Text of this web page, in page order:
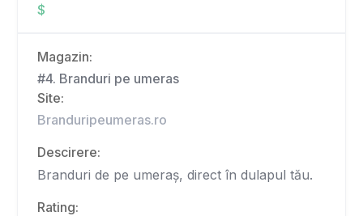
$
Magazin:
#4. Branduri pe umeras
Site:
Branduripeumeras.ro
Descirere:
Branduri de pe umeraș, direct în dulapul tău.
Rating: